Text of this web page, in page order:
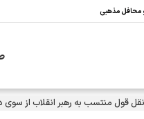
محافل مذهبی
قول منتسب به رهبر انقلاب از سوی